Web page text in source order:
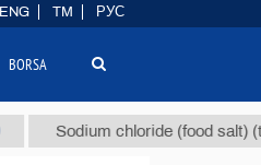
Sodium chloride (food salt) (t.) $40
ENG TM РУС
BORSA